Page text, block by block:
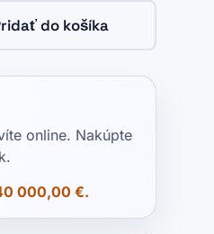
do košíka
online. Nakúpte
000,00 €.